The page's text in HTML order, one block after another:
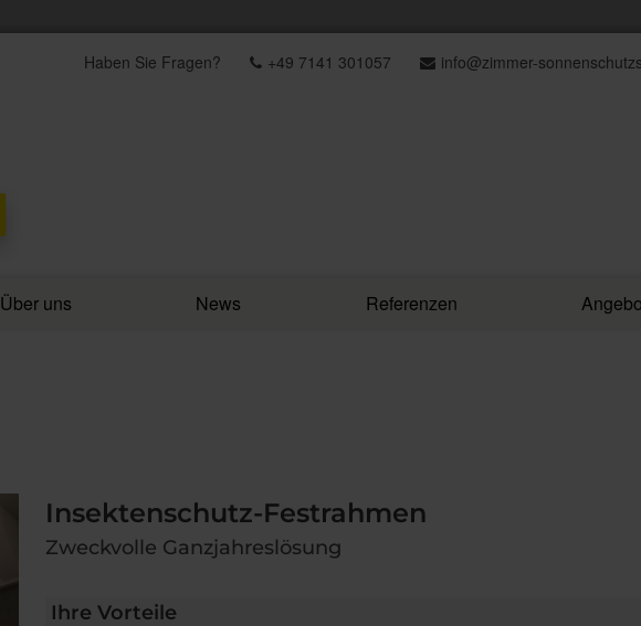
Haben Sie Fragen? +49 7141 301057 info@zimmer-
Über uns News Referenzen
Insektenschutz-Festrahmen
Zweckvolle Ganzjahreslösung
Ihre Vorteile